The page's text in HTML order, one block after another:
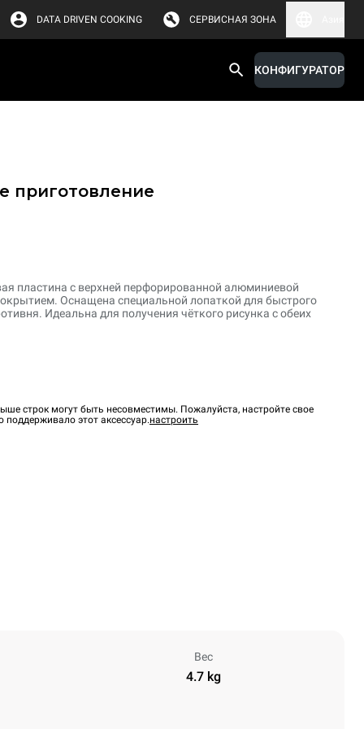
DATA DRIVEN COOKING СЕРВИСНАЯ ЗОНА
КОНФИГУРАТОР
приготовление
пластина с верхней перфорированной алюминиевой
Оснащена специальной лопаткой для быстрого
Идеальна для получения чёткого рисунка с обеих
строк могут быть несовместимы. Пожалуйста, настройте свое
этот аксессуар.настроить
Вес
4.7 kg